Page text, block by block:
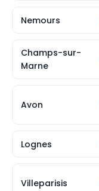
Nemours
Champs-sur-
Marne
Avon
Lognes
Villeparisis